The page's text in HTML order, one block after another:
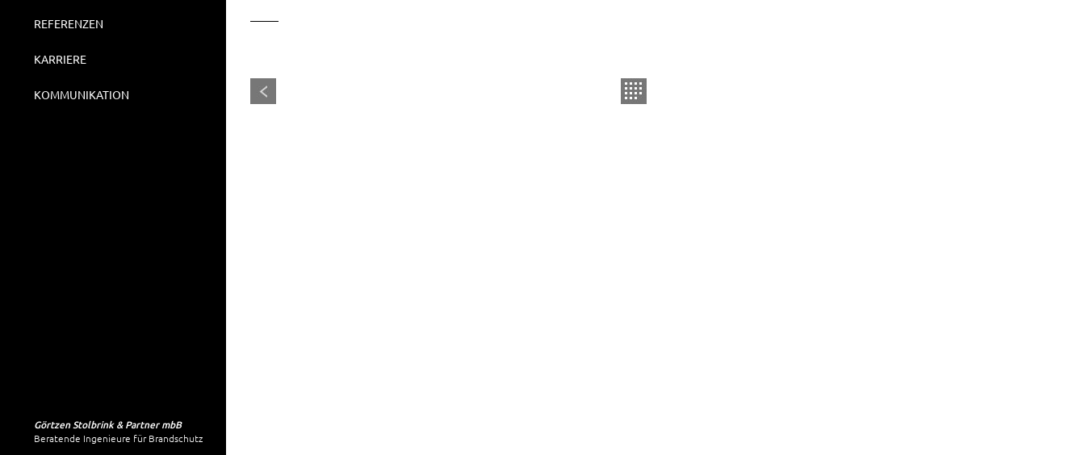
REFERENZEN
KARRIERE
KOMMUNIKATION
Görtzen Stolbrink & Partner mbB
Beratende Ingenieure für Brandschutz